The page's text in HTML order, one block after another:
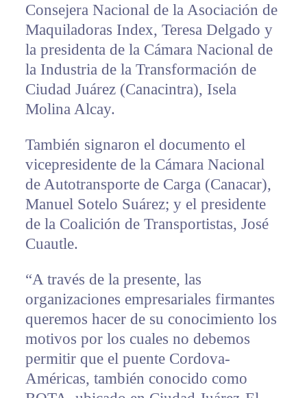
Consejera Nacional de la Asociación de
Maquiladoras Index, Teresa Delgado y
la presidenta de la Cámara Nacional de
la Industria de la Transformación de
Ciudad Juárez (Canacintra), Isela
Molina Alcay.
También signaron el documento el
vicepresidente de la Cámara Nacional
de Autotransporte de Carga (Canacar),
Manuel Sotelo Suárez; y el presidente
de la Coalición de Transportistas, José
Cuautle.
“A través de la presente, las
organizaciones empresariales firmantes
queremos hacer de su conocimiento los
motivos por los cuales no debemos
permitir que el puente Cordova-
Américas, también conocido como